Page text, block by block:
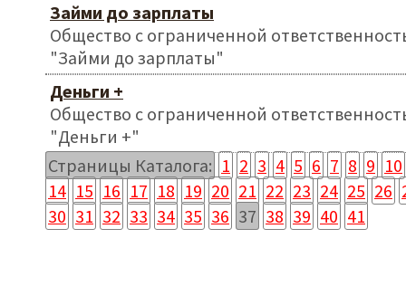
Займи до зарплаты
Общество с ограниченной
"Займи до зарплаты"
Деньги +
Общество с ограниченной
"Деньги +"
Страницы Каталога: 1 2 3 4 5 6 7 8 9 10
14 15 16 17 18 19 20 21 22 23 24 25 26
30 31 32 33 34 35 36 37 38 39 40 41